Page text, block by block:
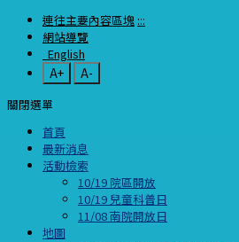
連往主要內容區塊 :::
網站導覽
English
A+
A-
關閉選單
首頁
最新消息
活動檢索
10/19 院區開放
10/19 兒童科普日
11/08 南院開放日
地圖